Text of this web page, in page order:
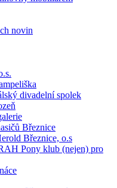
novin
divadelní spolek
Březnice
Březnice, o.s
Pony klub (nejen) pro